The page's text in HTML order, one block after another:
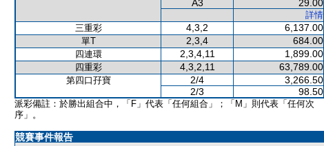
A3
29.00
詳情
三重彩
4,3,2 6,137.00
單T 2,3,4 684.00
四連環 2,3,4,11 1,899.00
四重彩 4,3,2,11 63,789.00
第四口孖寶 2/4
3,266.50
2/3
98.50
派彩備註：於勝出組合中，「F」代表「任何組合」；「M」則代表「任何次
序」。
競賽事件報告